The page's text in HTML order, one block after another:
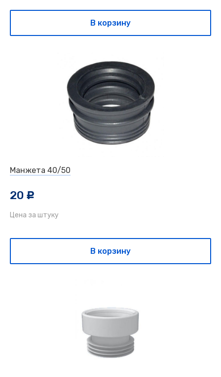
В корзину
Манжета 40/50
20 c
Цена за штуку
В корзину